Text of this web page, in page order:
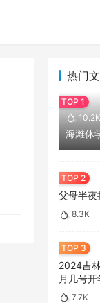
热门
10.2K
海滩休
父母半夜
8.3K
2024吉
月几号开
7.7K